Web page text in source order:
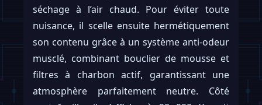
séchage à l’air chaud. Pour éviter toute
nuisance, il scelle ensuite hermétiquement
son contenu grâce à un système anti-odeur
musclé, combinant bouclier de mousse et
filtres à charbon actif, garantissant une
atmosphère parfaitement neutre. Côté